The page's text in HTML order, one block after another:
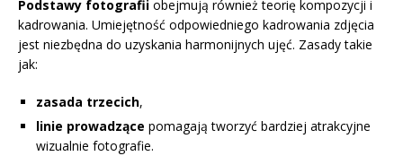
Podstawy fotografii obejmują również teorię kompozycji i
kadrowania. Umiejętność odpowiedniego kadrowania zdjęcia
jest niezbędna do uzyskania harmonijnych ujęć. Zasady takie
jak:
zasada trzecich,
linie prowadzące pomagają tworzyć bardziej atrakcyjne
wizualnie fotografie.